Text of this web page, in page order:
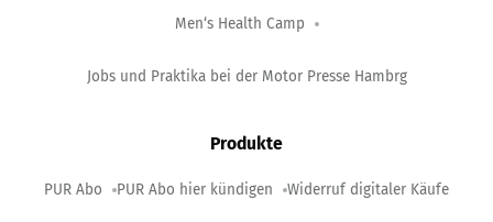
Men‘s Health Camp
Jobs und Praktika bei der Motor Presse Hambrg
Produkte
PUR Abo PUR Abo hier kündigen Widerruf digitaler Käufe